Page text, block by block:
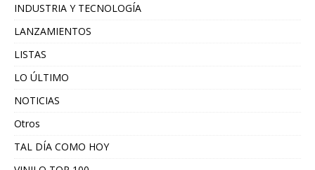
INDUSTRIA Y TECNOLOGÍA
LANZAMIENTOS
LISTAS
LO ÚLTIMO
NOTICIAS
Otros
TAL DÍA COMO HOY